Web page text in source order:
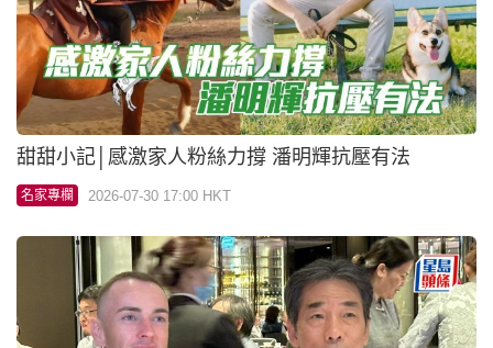
甜甜小記│感激家人粉絲力撐 潘明輝抗壓有法
名家專欄 2026-07-30 17:00 HKT